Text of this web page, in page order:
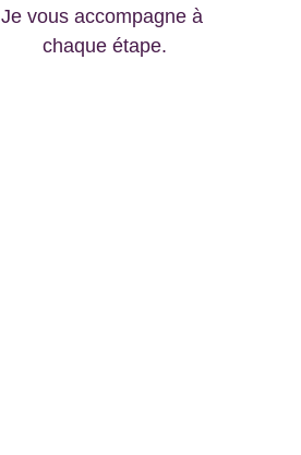
Je vous accompagne à
chaque étape.